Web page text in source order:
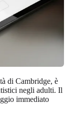
di Cambridge, è
negli adulti. Il
immediato